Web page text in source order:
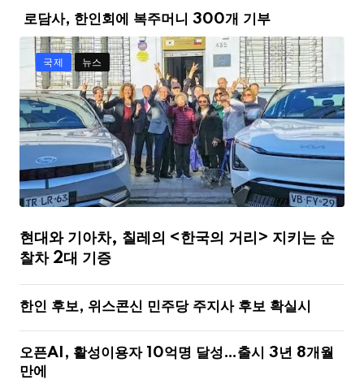
로담사, 한인회에 복주머니 300개 기부
국제 뉴스
현대와 기아차, 칠레의 <한국의 거리> 지키는 순
찰차 2대 기증
한인 후보, 위스콘신 민주당 주지사 후보 확실시
오픈AI, 활성이용자 10억명 달성…출시 3년 8개월
만에